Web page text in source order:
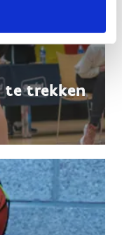
te trekken